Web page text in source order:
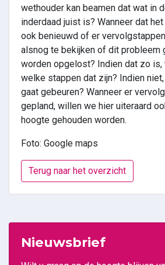
wethouder kan beamen dat wat in
inderdaad juist is? Wanneer dat
ook benieuwd of er
alsnog te bekijken of dit probleem
worden opgelost? Indien dat zo
welke stappen dat zijn? Indien
gaat gebeuren? Wanneer er
gepland, willen we hier uiteraard
hoogte gehouden worden.
Foto: Google maps
Terug naar het overzicht
Nieuwsbrief